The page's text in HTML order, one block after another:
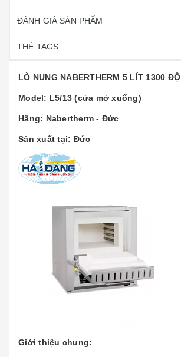
ĐÁNH GIÁ SẢN PHẨM
THẺ TAGS
LÒ NUNG NABERTHERM 5 LÍT 1300 ĐỘ
Model: L5/13 (cửa mở xuống)
Hãng: Nabertherm - Đức
Sản xuất tại: Đức
Giới thiệu chung: